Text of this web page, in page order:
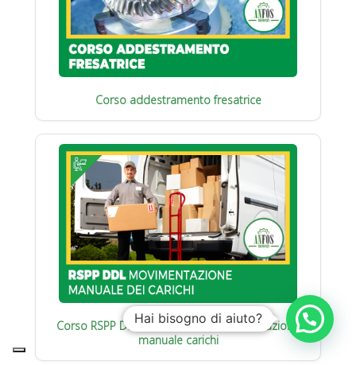
Corso addestramento fresatrice
Corso RSPP Datore di Lavoro : Movimentazione
manuale carichi
Hai bisogno di aiuto?